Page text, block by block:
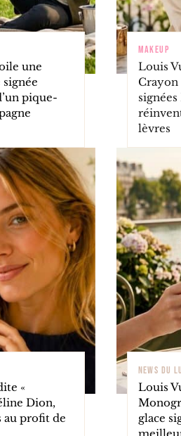
une
pique-
MAKEUP
Louis
Crayon
lèvres
«
Dion,
au profit de
NEWS DU
Louis
glace